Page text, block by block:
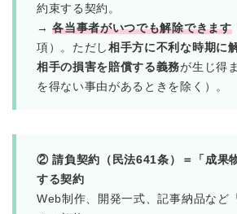
約束する契約。
→各当事者がいつでも解除できます
項）。ただし相手方に不利な時期に
相手の損害を賠償する義務が生じ得
を得ない事由があるときを除く）。
② 請負契約（民法641条）＝「成果
する契約
Web制作、開発一式、記事納品など